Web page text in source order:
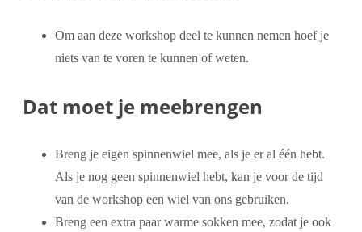
Om aan deze workshop deel te kunnen nemen hoef je
niets van te voren te kunnen of weten.
Dat moet je meebrengen
Breng je eigen spinnenwiel mee, als je er al één hebt.
Als je nog geen spinnenwiel hebt, kan je voor de tijd
van de workshop een wiel van ons gebruiken.
Breng een extra paar warme sokken mee, zodat je ook